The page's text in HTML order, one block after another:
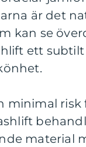
är det
kan se
ett
minimal
material